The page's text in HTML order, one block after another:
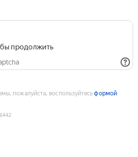
продолжить
пожалуйста, воспользуйтесьформой